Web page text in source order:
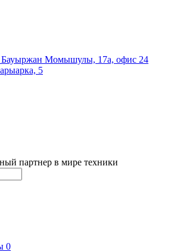
Бауыржан Момышулы, 17а, офис 24
5
партнер в мире техники
0